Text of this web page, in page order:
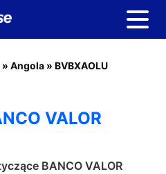
» Angola » BVBXAOLU
VALOR
BANCO VALOR